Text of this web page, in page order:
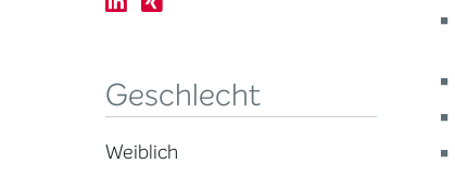
Geschlecht
Weiblich